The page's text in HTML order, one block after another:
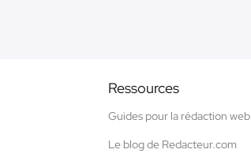
Ressources
Guides pour la rédaction web
Le blog de Redacteur.com